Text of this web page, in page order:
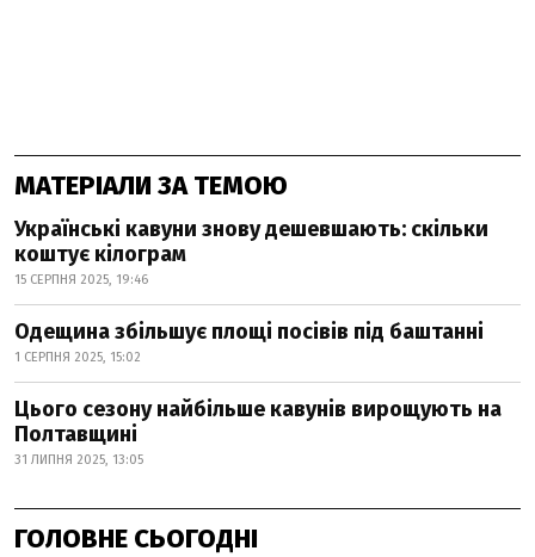
МАТЕРІАЛИ ЗА ТЕМОЮ
Українські кавуни знову дешевшають: скільки
коштує кілограм
15 СЕРПНЯ 2025, 19:46
Одещина збільшує площі посівів під баштанні
1 СЕРПНЯ 2025, 15:02
Цього сезону найбільше кавунів вирощують на
Полтавщині
31 ЛИПНЯ 2025, 13:05
ГОЛОВНЕ СЬОГОДНІ